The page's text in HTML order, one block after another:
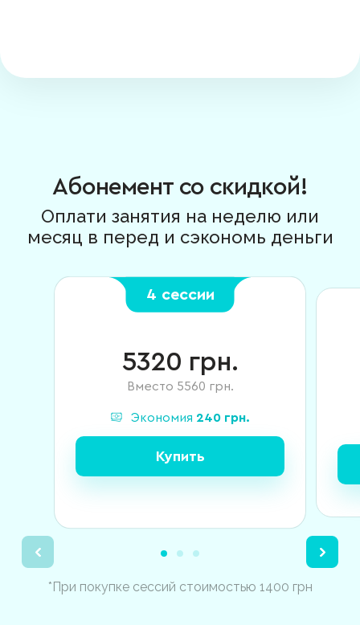
Абонемент со скидкой!
Оплати занятия на неделю или
месяц в перед и сэкономь деньги
4 сессии
5320 грн.
Вместо 5560 грн.
Экономия 240 грн.
Купить
*При покупке сессий стоимостью 1400 грн